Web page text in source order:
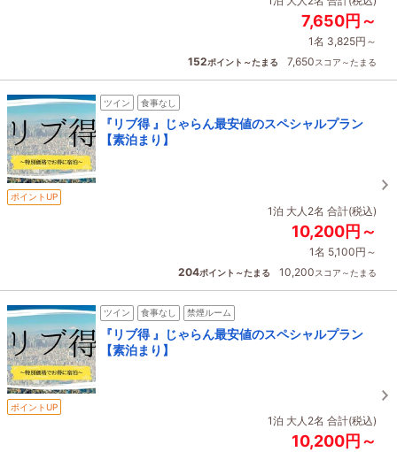
7,650円～
1名 3,825円～
152ポイント～たまる 7,650スコア～たまる
ツイン 食事なし
『リブ得 』じゃらん最安値のスペシャルプラン
【素泊まり】
ポイントUP
1泊 大人2名 合計(税込)
10,200円～
1名 5,100円～
204ポイント～たまる 10,200スコア～たまる
ツイン 食事なし 禁煙ルーム
『リブ得 』じゃらん最安値のスペシャルプラン
【素泊まり】
ポイントUP
1泊 大人2名 合計(税込)
10,200円～